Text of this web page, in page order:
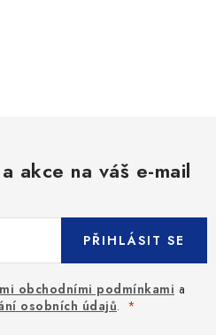
akce na váš e-mail
obchodními podmínkami a
osobních údajů.
PŘIHLÁSIT SE